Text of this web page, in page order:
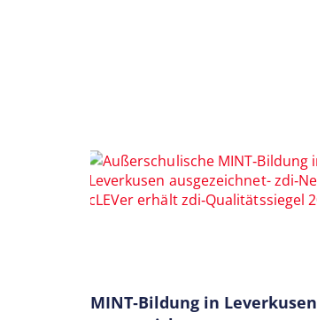
MINT‑Bildung in Leverkusen